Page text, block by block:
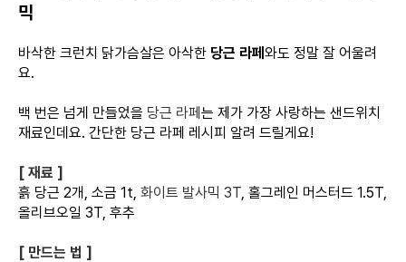
믹
바삭한 크런치 닭가슴살은 아삭한 당근 라페 와도 정말 잘 어울려
요.
백 번은 넘게 만들었을 당근 라페 는 제가 가장 사랑하는 샌드위치
재료인데요. 간단한 당근 라페 레시피 알려 드릴게요!
[ 재료 ]
흙 당근 2개, 소금 1t, 화이트 발사믹 3T, 홀그레인 머스터드 1.5T,
올리브오일 3T, 후추
[ 만드는 법 ]